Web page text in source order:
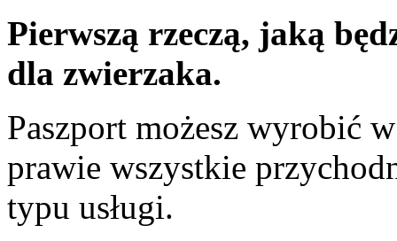
Pierwszą rzeczą, jaką
dla zwierzaka.
Paszport możesz wyrobić
prawie wszystkie
typu usługi.